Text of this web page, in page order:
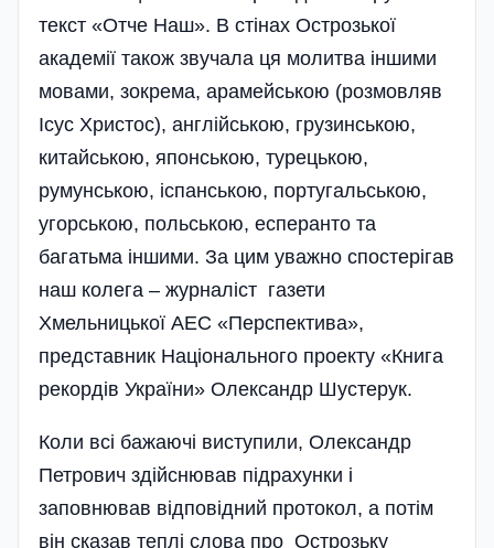
текст «Отче Наш». В стінах Острозької
академії також звучала ця молитва іншими
мовами, зокрема, арамейською (розмовляв
Ісус Христос), англійською, грузинською,
китайською, японською, турецькою,
румунською, іспанською, португальською,
угорською, польською, есперанто та
багатьма іншими. За цим уважно спостерігав
наш колега – журналіст газети
Хмельницької АЕС «Перспектива»,
представник Національного проекту «Книга
рекордів України» Олександр Шустерук.
Коли всі бажаючі виступили, Олександр
Петрович здійснював підрахунки і
заповнював відповідний протокол, а потім
він сказав теплі слова про Острозьку